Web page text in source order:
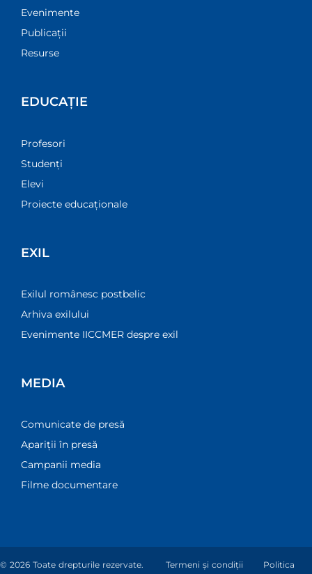
Evenimente
Publicații
Resurse
EDUCAȚIE
Profesori
Studenți
Elevi
Proiecte educaționale
EXIL
Exilul românesc postbelic
Arhiva exilului
Evenimente IICCMER despre exil
MEDIA
Comunicate de presă
Apariții în presă
Campanii media
Filme documentare
© 2026 Toate drepturile rezervate.Termeni și condiții Politica